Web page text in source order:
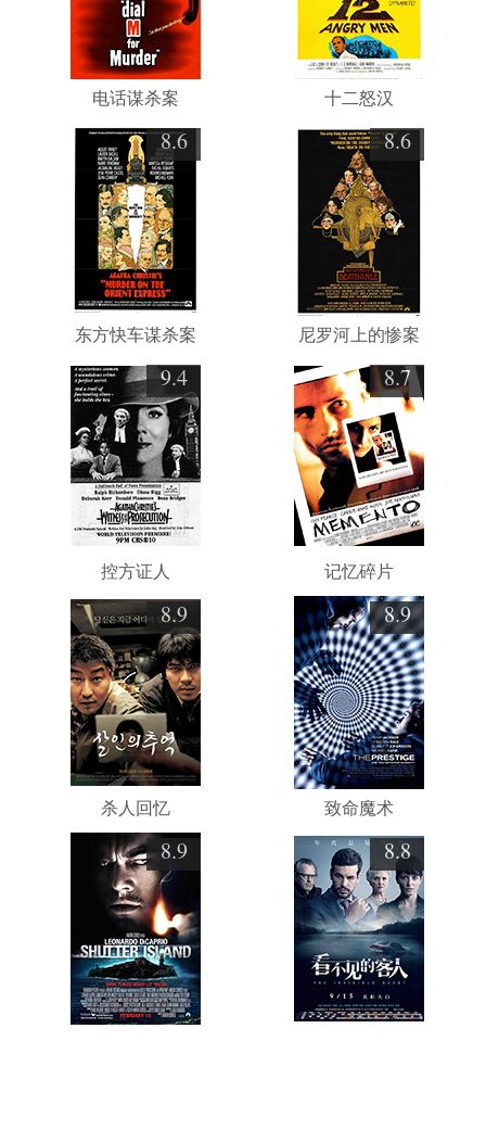
电话谋杀案 十二怒汉
8.6
东方快车谋杀案
8.6
尼罗河上的惨案
9.4
控方证人
8.7
记忆碎片
8.9
杀人回忆
8.9
致命魔术
8.9 8.8